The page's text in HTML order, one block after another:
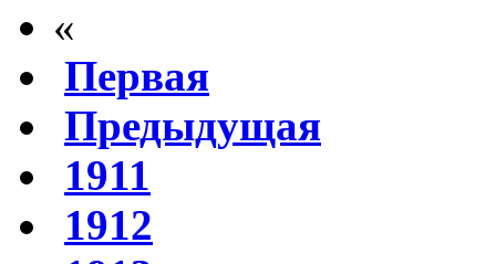
«
Первая
Предыдущая
1911
1912